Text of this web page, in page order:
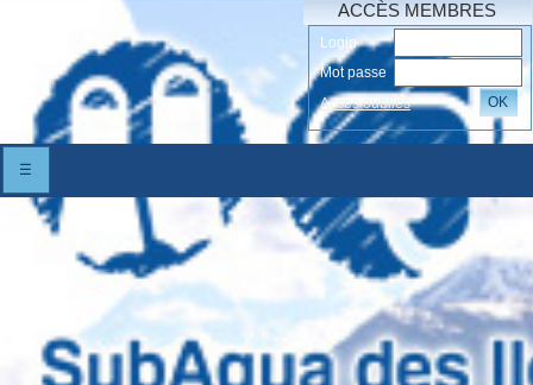
ACCÈS MEMBRES
Login
Mot passe
Accés oubliés
OK
☰